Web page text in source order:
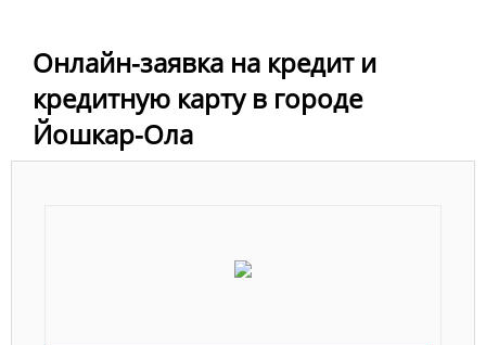
Онлайн-заявка на кредит и
кредитную карту в городе
Йошкар-Ола